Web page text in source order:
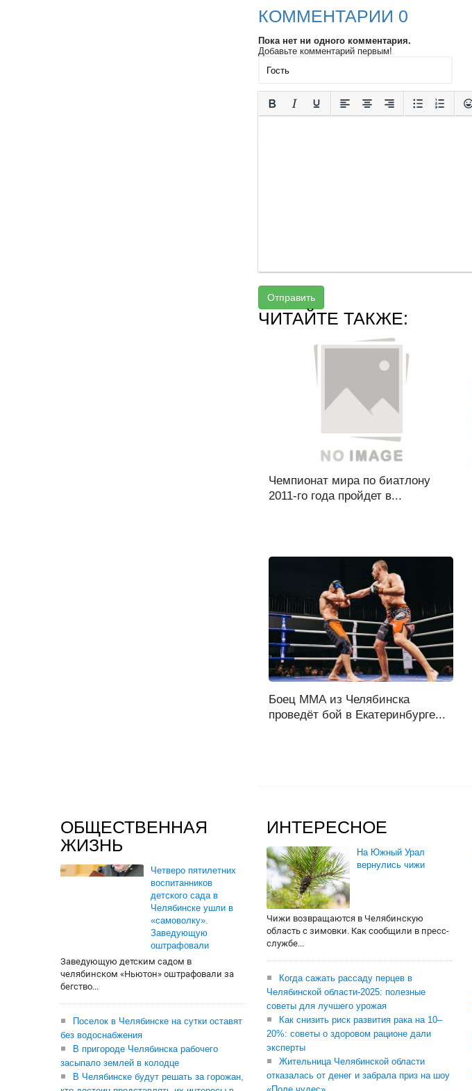
КОММЕНТАРИИ 0
Пока нет ни одного комментария.
Добавьте комментарий первым!
Отправить
ЧИТАЙТЕ ТАКЖЕ:
Чемпионат мира по биатлону
2011-го года пройдет в...
Боец ММА из Челябинска
проведёт бой в Екатеринбурге...
ОБЩЕСТВЕННАЯ
ЖИЗНЬ
Четверо пятилетних
воспитанников
детского сада в
Челябинске ушли в
«самоволку».
Заведующую
оштрафовали
Заведующую детским садом в
челябинском «Ньютон» оштрафовали за
бегство...
Поселок в Челябинске на сутки оставят
без водоснабжения
В пригороде Челябинска рабочего
засыпало землей в колодце
В Челябинске будут решать за горожан,
ИНТЕРЕСНОЕ
На Южный Урал
вернулись чижи
Чижи возвращаются в Челябинскую
область с зимовки. Как сообщили в пресс-
службе...
Когда сажать рассаду перцев в
Челябинской области-2025: полезные
советы для лучшего урожая
Как снизить риск развития рака на 10–
20%: советы о здоровом рационе дали
эксперты
Жительница Челябинской области
отказалась от денег и забрала приз на шоу